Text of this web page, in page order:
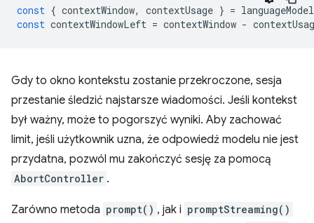
const { contextWindow, contextUsage } = languageModel
const contextWindowLeft = contextWindow -
Gdy to okno kontekstu zostanie przekroczone, sesja
przestanie śledzić najstarsze wiadomości. Jeśli kontekst
był ważny, może to pogorszyć wyniki. Aby zachować
limit, jeśli użytkownik uzna, że odpowiedź modelu nie jest
przydatna, pozwól mu zakończyć sesję za pomocą
AbortController .
Zarówno metoda prompt() , jak i promptStreaming()